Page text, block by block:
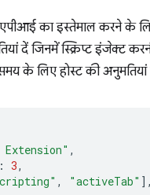
एपीआई का इस्तेमाल करने के
दें जिनमें स्क्रिप्ट इंजेक्ट
के लिए होस्ट की अनुमतियां
,
: 3,
, "activeTab" ],